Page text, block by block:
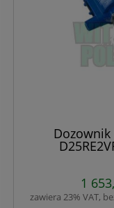
1
zawiera 23% VAT,